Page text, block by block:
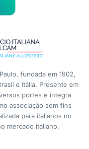
fundada em 1902,
e Itália. Presente em
portes e integra
associação sem fins
para italianos no
mercado italiano.